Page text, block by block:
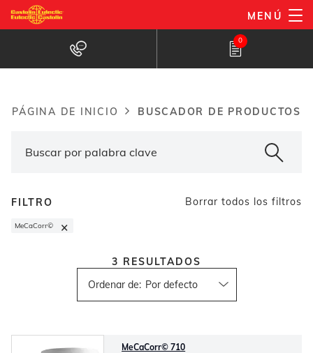
Pasar
al
principal
MENÚ
Buscador de productos
0
PÁGINA DE INICIO BUSCADOR DE PRODUCTOS
FILTRO Borrar todos los filtros
MeCaCorr© ×
Ordenar de:
3 RESULTADOS
MeCaCorr© 710